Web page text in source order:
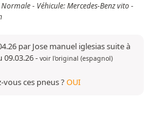
- Véhicule: Mercedes-Benz vito -
par Jose manuel iglesias suite à
09.03.26- voir l'original (espagnol)
vous ces pneus ?OUI